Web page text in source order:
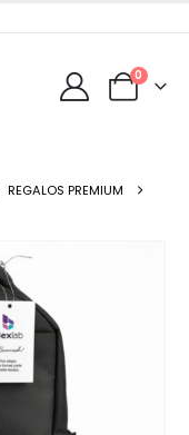
0
REGALOS PREMIUM